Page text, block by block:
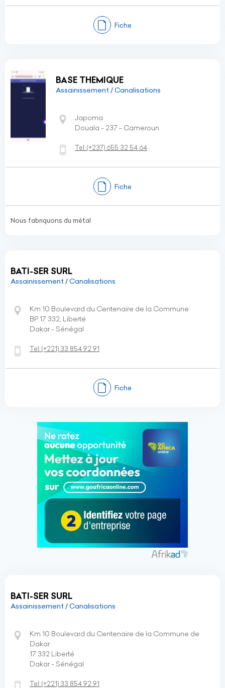
Fiche
BASE THEMIQUE
Assainissement / Canalisations
Japoma
Douala - 237 - Cameroun
Tel:(+237) 655 32 54 64
Fiche
Nous fabriquons du métal
BATI-SER SURL
Assainissement / Canalisations
Km 10 Boulevard du Centenaire de la Commune
BP 17 332, Liberté
Dakar - Sénégal
Tel:(+221) 33 854 92 91
Fiche
BATI-SER SURL
Assainissement / Canalisations
Km 10 Boulevard du Centenaire de la Commune de
Dakar
17 332 Liberté
Dakar - Sénégal
Tel:(+221) 33 854 92 91